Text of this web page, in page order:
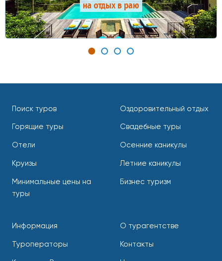
на отдых в раю
Поиск туров
Горящие туры
Отели
Круизы
Минимальные цены на
туры
Оздоровительный отдых
Свадебные туры
Осенние каникулы
Летние каникулы
Бизнес туризм
Информация
Туроператоры
О турагентстве
Контакты